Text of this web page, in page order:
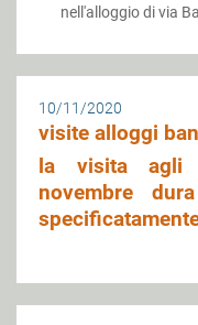
nell'alloggio di via
10/11/2020
visite alloggi
la visita agli
novembre